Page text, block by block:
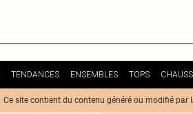
TENDANCES ENSEMBLES TOPS
Ce site contient du contenu généré ou modifié par